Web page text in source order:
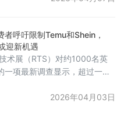
结资产解冻。伊朗政府高级官
已收到该提案，但表示正在审
定最后期限或外部施压，也不
为条件重新开放霍尔
者呼吁限制Temu和Shein，
迎新机遇
术展（RTS）对约1000名英
一项最新调查显示，超过一半
制大量超低价进口商品涌入英国
2026年04月03日